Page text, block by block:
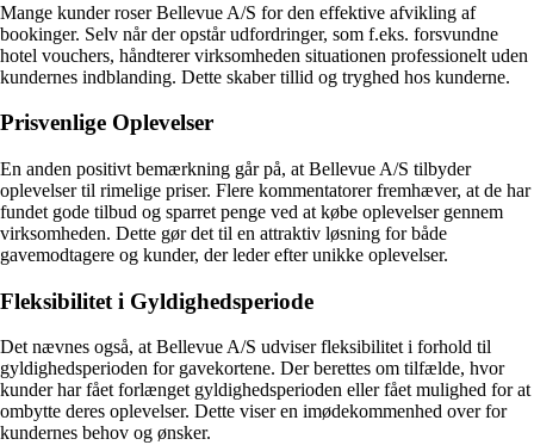
Mange kunder roser Bellevue A/S for den effektive afvikling af
bookinger. Selv når der opstår udfordringer, som f.eks. forsvundne
hotel vouchers, håndterer virksomheden situationen professionelt uden
kundernes indblanding. Dette skaber tillid og tryghed hos kunderne.
Prisvenlige Oplevelser
En anden positivt bemærkning går på, at Bellevue A/S tilbyder
oplevelser til rimelige priser. Flere kommentatorer fremhæver, at de har
fundet gode tilbud og sparret penge ved at købe oplevelser gennem
virksomheden. Dette gør det til en attraktiv løsning for både
gavemodtagere og kunder, der leder efter unikke oplevelser.
Fleksibilitet i Gyldighedsperiode
Det nævnes også, at Bellevue A/S udviser fleksibilitet i forhold til
gyldighedsperioden for gavekortene. Der berettes om tilfælde, hvor
kunder har fået forlænget gyldighedsperioden eller fået mulighed for at
ombytte deres oplevelser. Dette viser en imødekommenhed over for
kundernes behov og ønsker.